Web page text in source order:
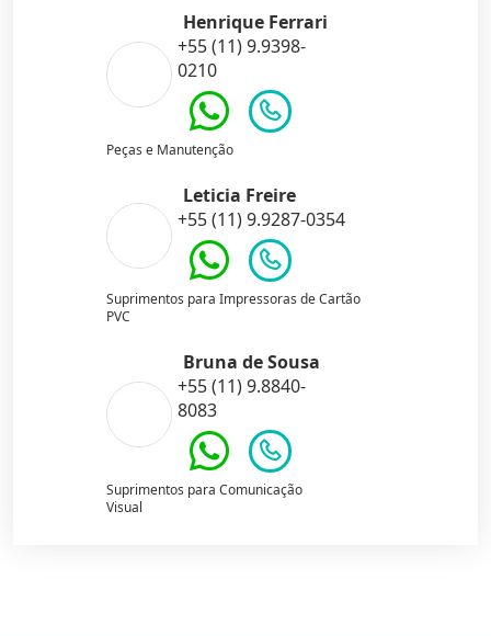
Henrique Ferrari
+55 (11) 9.9398-
0210
Peças e Manutenção
Leticia Freire
+55 (11) 9.9287-0354
Suprimentos para Impressoras de Cartão
PVC
Bruna de Sousa
+55 (11) 9.8840-
8083
Suprimentos para Comunicação
Visual